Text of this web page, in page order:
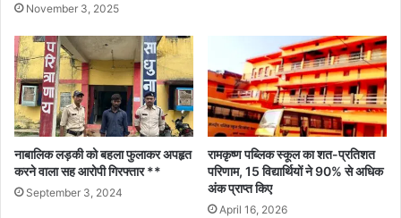
November 3, 2025
नाबालिक लड़की को बहला फुलाकर अपहृत
करने वाला सह आरोपी गिरफ्तार **
September 3, 2024
रामकृष्ण पब्लिक स्कूल का शत-प्रतिशत
परिणाम, 15 विद्यार्थियों ने 90% से अधिक
अंक प्राप्त किए
April 16, 2026